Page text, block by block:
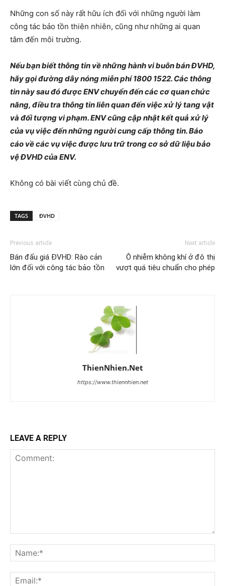
Những con số này rất hữu ích đối với những người làm
công tác bảo tồn thiên nhiên, cũng như những ai quan
tâm đến môi trường.
Nếu bạn biết thông tin về những hành vi buôn bán ĐVHD,
hãy gọi đường dây nóng miễn phí 1800 1522. Các thông
tin này sau đó được ENV chuyển đến các cơ quan chức
năng, điều tra thông tin liên quan đến việc xử lý tang vật
và đối tượng vi phạm. ENV cũng cập nhật kết quả xử lý
của vụ việc đến những người cung cấp thông tin. Báo
cáo về các vụ việc được lưu trữ trong cơ sở dữ liệu bảo
vệ ĐVHD của ENV.
Không có bài viết cùng chủ đề.
TAGS ĐVHD
Previous article
Bán đấu giá ĐVHD: Rào cản
lớn đối với công tác bảo tồn
Next article
Ô nhiễm không khí ở đô thị
vượt quá tiêu chuẩn cho phép
ThienNhien.Net
https://www.thiennhien.net
LEAVE A REPLY